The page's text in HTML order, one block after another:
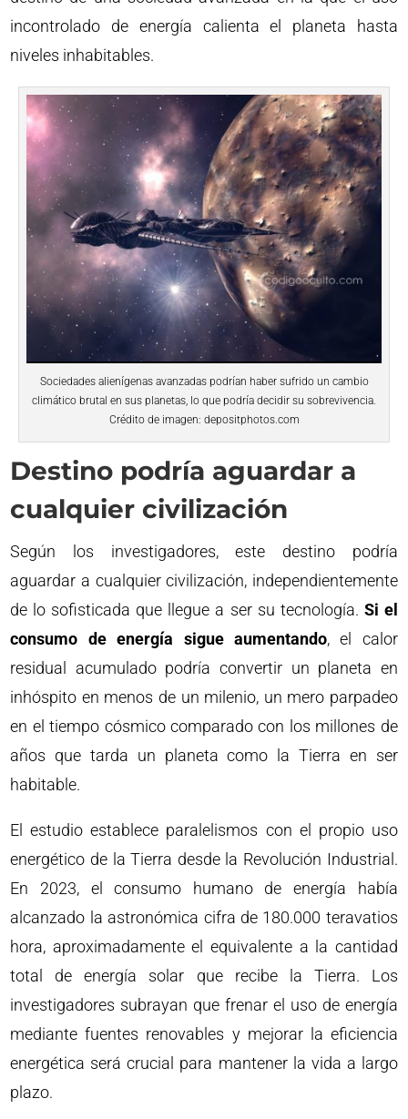
incontrolado de energía calienta el planeta hasta
niveles inhabitables.
Sociedades alienígenas avanzadas podrían haber sufrido un cambio
climático brutal en sus planetas, lo que podría decidir su sobrevivencia.
Crédito de imagen: depositphotos.com
Destino podría aguardar a
cualquier civilización
Según los investigadores, este destino podría
aguardar a cualquier civilización, independientemente
de lo sofisticada que llegue a ser su tecnología. Si el
consumo de energía sigue aumentando, el calor
residual acumulado podría convertir un planeta en
inhóspito en menos de un milenio, un mero parpadeo
en el tiempo cósmico comparado con los millones de
años que tarda un planeta como la Tierra en ser
habitable.
El estudio establece paralelismos con el propio uso
energético de la Tierra desde la Revolución Industrial.
En 2023, el consumo humano de energía había
alcanzado la astronómica cifra de 180.000 teravatios
hora, aproximadamente el equivalente a la cantidad
total de energía solar que recibe la Tierra. Los
investigadores subrayan que frenar el uso de energía
mediante fuentes renovables y mejorar la eficiencia
energética será crucial para mantener la vida a largo
plazo.